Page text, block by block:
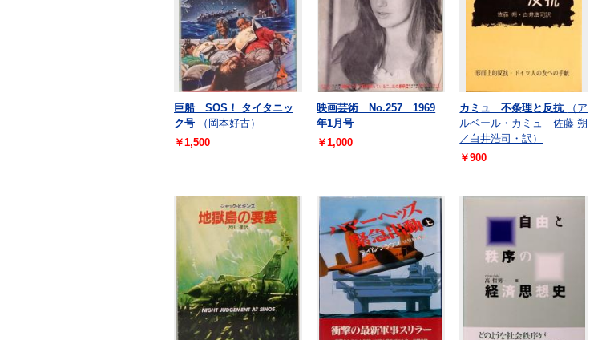
巨船 SOS！ タイタニッ
ク号
（岡本好古）
￥1,500
映画芸術 No.257 1969
年1月号
￥1,000
カミュ 不条理と反抗
（ア
ルベール・カミュ 佐藤 朔
／白井浩司・訳）
￥900